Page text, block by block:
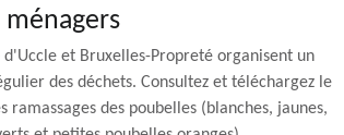
d'Uccle et Bruxelles-Propreté organisent un
des déchets. Consultez et téléchargez le
ramassages des poubelles (blanches, jaunes,